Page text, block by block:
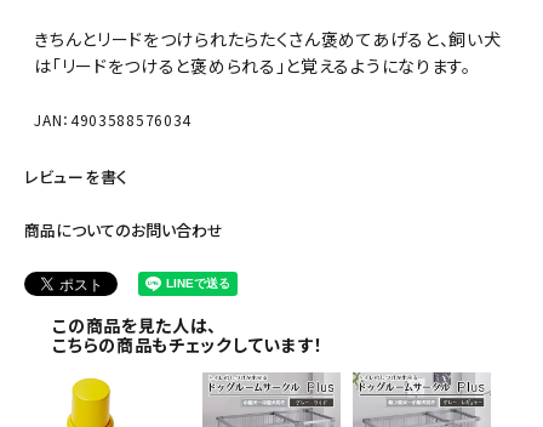
きちんとリードをつけられたらたくさん褒めてあげると、飼い犬
は「リードをつけると褒められる」と覚えるようになります。
JAN：4903588576034
レビューを書く
商品についてのお問い合わせ
この商品を見た人は、
こちらの商品もチェックしています！